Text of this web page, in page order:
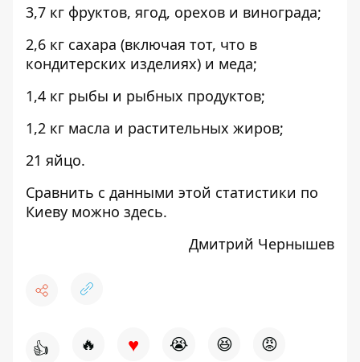
3,7 кг фруктов, ягод, орехов и винограда;
2,6 кг сахара (включая тот, что в
кондитерских изделиях) и меда;
1,4 кг рыбы и рыбных продуктов;
1,2 кг масла и растительных жиров;
21 яйцо.
Сравнить с данными этой статистики по
Киеву можно здесь.
Дмитрий Чернышев
👍 🔥 ♥ 😭 😆 😡